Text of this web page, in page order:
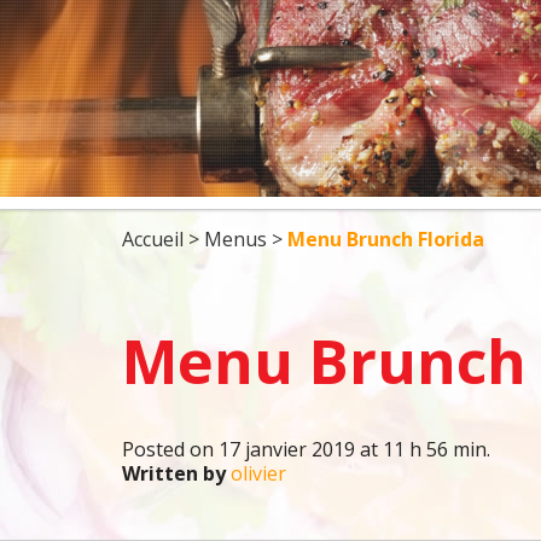
DÉJEUNERS
BBQ
5 À 7 ET
Accueil > Menus > Menu Brunch Florida
Menu
Posted on 17 janvier 2019 at 11 h 56 min.
Written byolivier